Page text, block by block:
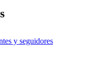
y seguidores